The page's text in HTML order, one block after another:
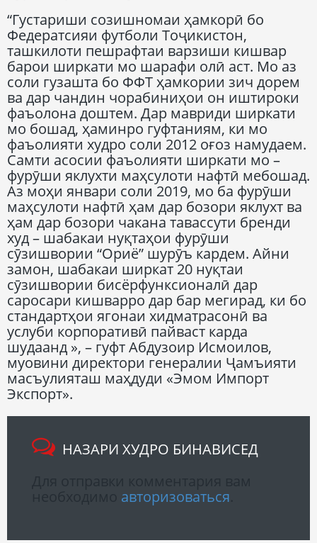
“Густариши созишномаи ҳамкорӣ бо
Федератсияи футболи Тоҷикистон,
ташкилоти пешрафтаи варзиши кишвар
барои ширкати мо шарафи олӣ аст. Мо аз
соли гузашта бо ФФТ ҳамкории зич дорем
ва дар чандин чорабиниҳои он иштироки
фаъолона доштем. Дар мавриди ширкати
мо бошад, ҳаминро гуфтаниям, ки мо
фаъолияти худро соли 2012 оғоз намудаем.
Самти асосии фаъолияти ширкати мо –
фурӯши яклухти маҳсулоти нафтӣ мебошад.
Аз моҳи январи соли 2019, мо ба фурӯши
маҳсулоти нафтӣ ҳам дар бозори яклухт ва
ҳам дар бозори чакана тавассути бренди
худ – шабакаи нуқтаҳои фурӯши
сӯзишвории “Ориё” шурӯъ кардем. Айни
замон, шабакаи ширкат 20 нуқтаи
сӯзишвории бисёрфунксионалӣ дар
саросари кишварро дар бар мегирад, ки бо
стандартҳои ягонаи хидматрасонӣ ва
услуби корпоративӣ пайваст карда
шудаанд », – гуфт Абдузоир Исмоилов,
муовини директори генералии Ҷамъияти
масъулияташ маҳдуди «Эмом Импорт
Экспорт».
НАЗАРИ ХУДРО БИНАВИСЕД
авторизоваться